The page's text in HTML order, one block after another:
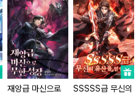
재앙급 마신으로
SSSSS급 무신의